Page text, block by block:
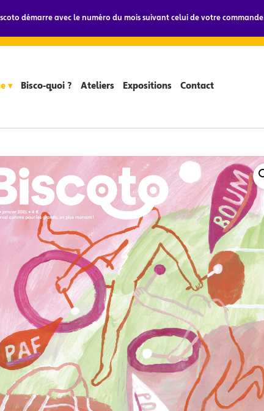
démarre avec le numéro du mois suivant celui de votre
▾ Bisco-quoi ? Ateliers Expositions Contact